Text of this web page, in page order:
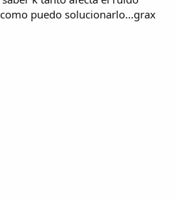
puedo solucionarlo...grax